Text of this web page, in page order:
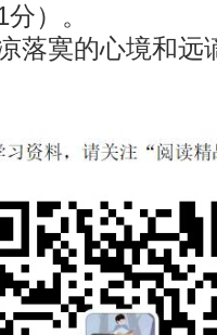
）。
落寞的心境和远